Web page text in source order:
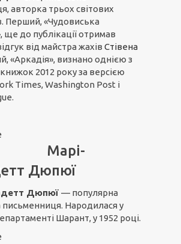
авторка трьох світових
Перший, «Чудовиська
ще до публікації отримав
від майстра жахів Стівена
«Аркадія», визнано однією з
2012 року за версією
Times, Washington Post і
Марі-
Дюпюї
Дюпюї — популярна
Народилася у
Шарант, у 1952 році.